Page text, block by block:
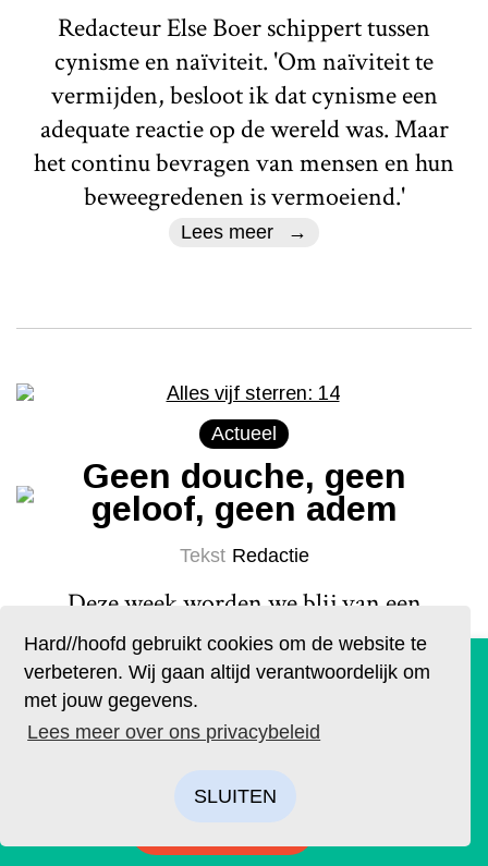
Hard//hoofd gebruikt cookies om de website te
verbeteren. Wij gaan altijd verantwoordelijk om
met jouw gegevens.
Lees meer over ons privacybeleid
SLUITEN
Redacteur Else Boer schippert tussen
cynisme en naïviteit. 'Om naïviteit te
vermijden, besloot ik dat cynisme een
adequate reactie op de wereld was. Maar
het continu bevragen van mensen en hun
beweegredenen is vermoeiend.'
Lees meer
Actueel
Geen douche, geen
geloof, geen adem
Tekst Redactie
Deze week worden we blij van een
zeiltripje naar het Markermeer, een serie
over verkeerd geplaatste bewijslast, en
een dansvoorstelling van Arnhemse
meisjes. Lees meer
De geruchten zijn waar. Lees Hard//hoofd nu ook op
papier!
Bestel op tijd je eigen exemplaar van de eerste editie, met
als thema: ‘Ik’. We hebben drie covers ontworpen. Kies je